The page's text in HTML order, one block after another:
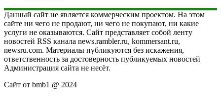
Данный сайт не является коммерческим проектом. На этом
сайте ни чего не продают, ни чего не покупают, ни какие
услуги не оказываются. Сайт представляет собой ленту
новостей RSS канала news.rambler.ru, kommersant.ru,
newsru.com. Материалы публикуются без искажения,
ответственность за достоверность публикуемых новостей
Администрация сайта не несёт.
Сайт от bmb1 @ 2024